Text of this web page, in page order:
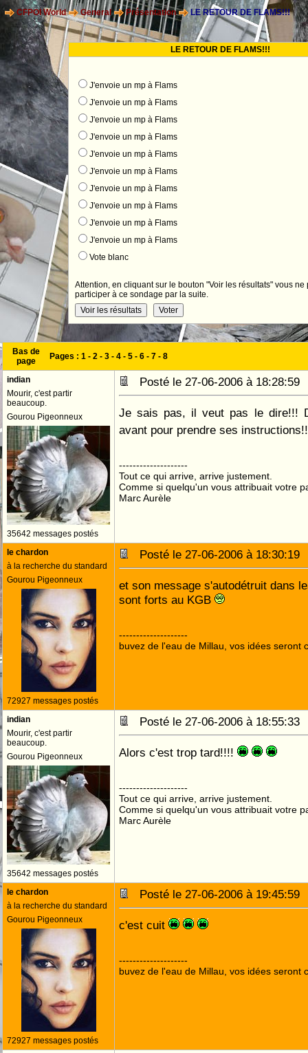
CFPOI World General Présentation LE RETOUR DE FLAMS!!!
LE RETOUR DE FLAMS!!!
J'envoie un mp à Flams
J'envoie un mp à Flams
J'envoie un mp à Flams
J'envoie un mp à Flams
J'envoie un mp à Flams
J'envoie un mp à Flams
J'envoie un mp à Flams
J'envoie un mp à Flams
J'envoie un mp à Flams
J'envoie un mp à Flams
Vote blanc
Attention, en cliquant sur le bouton "Voir les résultats" vous ne
participer à ce sondage par la suite.
Bas de
page
Pages : 1 - 2 - 3 - 4 - 5 - 6 - 7 - 8
indian
Mourir, c'est partir
beaucoup.
Gourou Pigeonneux
35642 messages postés
Posté le 27-06-2006 à
Je sais pas, il veut pas le dire!!!
avant pour prendre ses
--------------------
Tout ce qui arrive, arrive justement.
Comme si quelqu'un vous attribuait votre
Marc Aurèle
le chardon
à la recherche du standard
Gourou Pigeonneux
72927 messages postés
Posté le 27-06-2006 à
et son message s'autodétruit dans
sont forts au KGB
--------------------
buvez de l'eau de Millau, vos idées seront
indian
Mourir, c'est partir
beaucoup.
Gourou Pigeonneux
35642 messages postés
Posté le 27-06-2006 à
Alors c'est trop tard!!!!
--------------------
Tout ce qui arrive, arrive justement.
Comme si quelqu'un vous attribuait votre
Marc Aurèle
le chardon
à la recherche du standard
Gourou Pigeonneux
72927 messages postés
Posté le 27-06-2006 à
c'est cuit
--------------------
buvez de l'eau de Millau, vos idées seront